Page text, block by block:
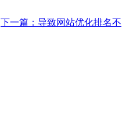
下一篇：导致网站优化排名不